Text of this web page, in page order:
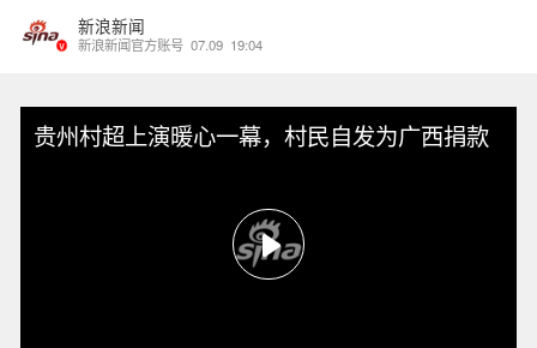
新浪新闻
新浪新闻官方账号 07.09 19:04
贵州村超上演暖心一幕，村民自发为广西捐款